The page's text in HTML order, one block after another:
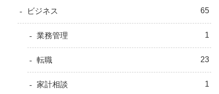
ビジネス 65
業務管理 1
転職 23
家計相談 1